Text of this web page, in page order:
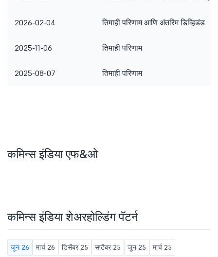
2026-02-04 तिमाही परिणाम आणि अंतरिम डिव्हिडंड
2025-11-06 तिमाही परिणाम
2025-08-07 तिमाही परिणाम
कमिन्स इंडिया एफ&ओ
कमिन्स इंडिया शेअरहोल्डिंग पॅटर्न
जून 26 मार्च 26 डिसेंबर 25 सप्टेंबर 25 जून 25 मार्च 25